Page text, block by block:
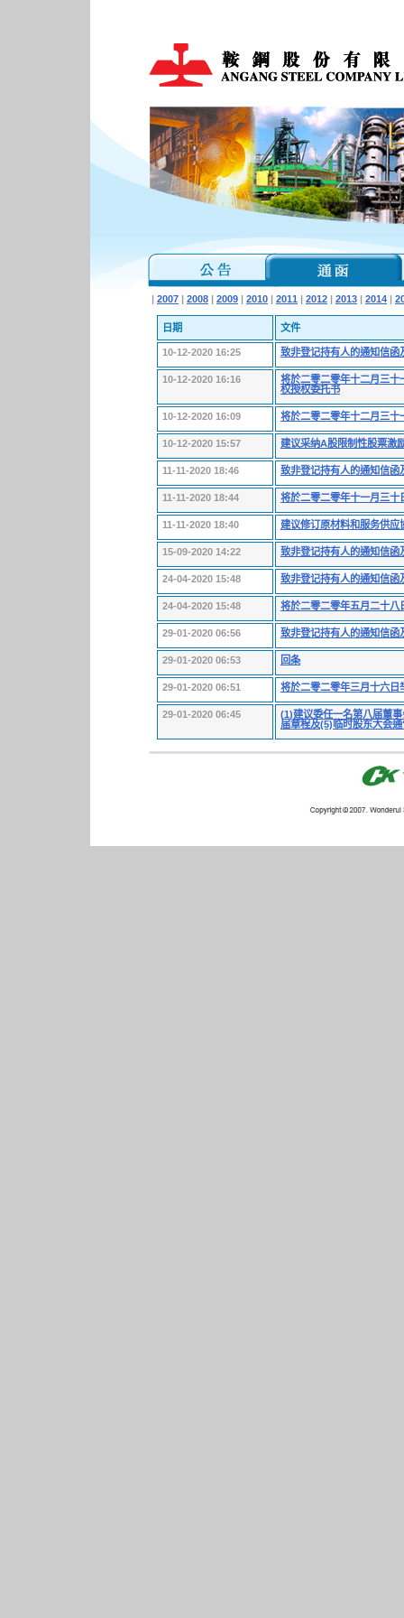
| 2007 | 2008 | 2009 | 2010 | 2011 | 2012 | 2013 | 2014 |
日期 文件
10-12-2020 16:25 致非登记持有人的通知信函
10-12-2020 16:16
将於二零二零年十二月三十
权授权委托书
10-12-2020 16:09 将於二零二零年十二月三十
10-12-2020 15:57 建议采纳A股限制性股票激
11-11-2020 18:46 致非登记持有人的通知信函
11-11-2020 18:44 将於二零二零年十一月三十
11-11-2020 18:40 建议修订原材料和服务供应
15-09-2020 14:22 致非登记持有人的通知信函
24-04-2020 15:48 致非登记持有人的通知信函
24-04-2020 15:48 将於二零二零年五月二十八
29-01-2020 06:56 致非登记持有人的通知信函
29-01-2020 06:53 回条
29-01-2020 06:51 将於二零二零年三月十六日
29-01-2020 06:45
(1)建议委任一名第八届董
届章程及(5)临时股东大会通